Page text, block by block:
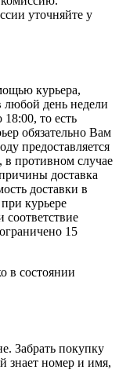
уточняйте у
курьера,
любой день недели
18:00, то есть
обязательно Вам
предоставляется
в противном случае
доставка
доставки в
курьере
соответствие
15
в состоянии
Забрать покупку
знает номер и имя,